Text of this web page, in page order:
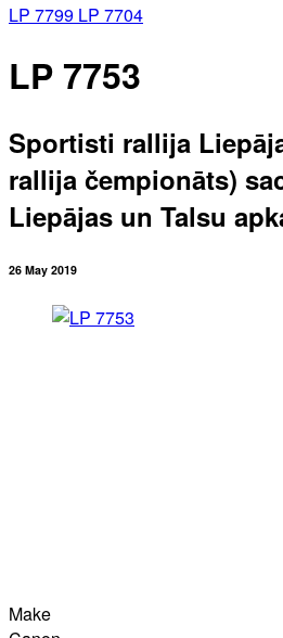
LP 7799 LP 7704
LP 7753
Sportisti rallija
rallija čempionāts)
Liepājas un Talsu
26 May 2019
Make